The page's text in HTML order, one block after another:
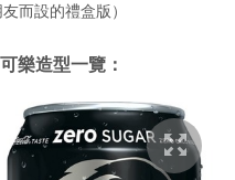
而設的禮盒版）
樂造型一覽：